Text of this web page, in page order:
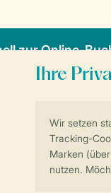
zur Online-